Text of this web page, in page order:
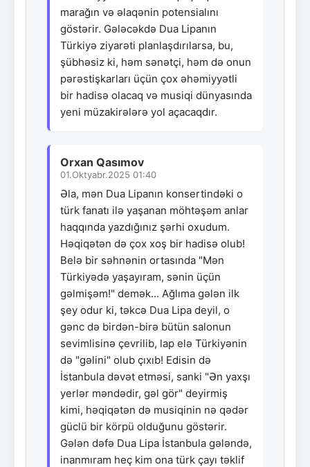
marağın və əlaqənin potensialını
göstərir. Gələcəkdə Dua Lipanın
Türkiyə ziyarəti planlaşdırılarsa, bu,
şübhəsiz ki, həm sənətçi, həm də onun
pərəstişkarları üçün çox əhəmiyyətli
bir hadisə olacaq və musiqi dünyasında
yeni müzakirələrə yol açacaqdır.
Orxan Qasımov
01.Oktyabr.2025 01:40
Əla, mən Dua Lipanın konsertindəki o
türk fanatı ilə yaşanan möhtəşəm anlar
haqqında yazdığınız şərhi oxudum.
Həqiqətən də çox xoş bir hadisə olub!
Belə bir səhnənin ortasında "Mən
Türkiyədə yaşayıram, sənin üçün
gəlmişəm!" demək... Ağlıma gələn ilk
şey odur ki, təkcə Dua Lipa deyil, o
gənc də birdən-birə bütün salonun
sevimlisinə çevrilib, lap elə Türkiyənin
də "gəlini" olub çıxıb! Edisin də
İstanbula dəvət etməsi, sanki "Ən yaxşı
yerlər məndədir, gəl gör" deyirmiş
kimi, həqiqətən də musiqinin nə qədər
güclü bir körpü olduğunu göstərir.
Gələn dəfə Dua Lipa İstanbula gələndə,
inanmıram heç kim ona türk çayı təklif